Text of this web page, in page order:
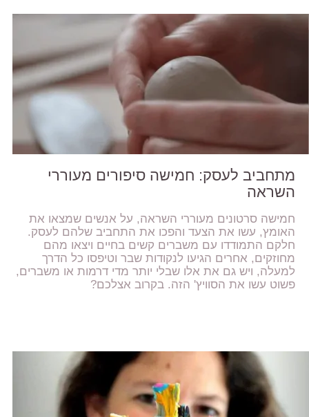
מתחביב לעסק: חמישה סיפורים מעוררי
השראה
חמישה סרטונים מעוררי השראה, על אנשים שמצאו את
האומץ, עשו את הצעד והפכו את התחביב שלהם לעסק.
חלקם התמודדו עם משברים קשים בחיים ויצאו מהם
מחוזקים, אחרים הגיעו לנקודות שבר וטיפסו כל הדרך
למעלה, ויש גם את אלו שבלי יותר מדי דרמות או משברים,
פשוט עשו את הסוויץ' הזה. בקרוב אצלכם?